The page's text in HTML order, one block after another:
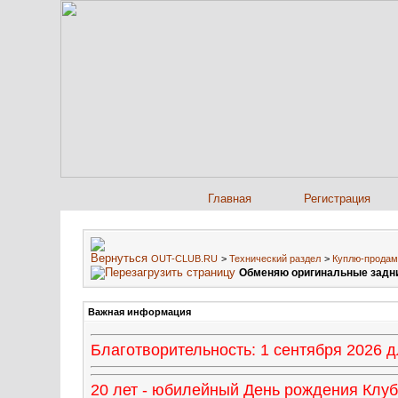
Главная Регистрация
OUT-CLUB.RU > Технический раздел > Куплю-продам
Обменяю оригинальные
Важная информация
Благотворительность: 1 сентября
20 лет - юбилейный День рождения